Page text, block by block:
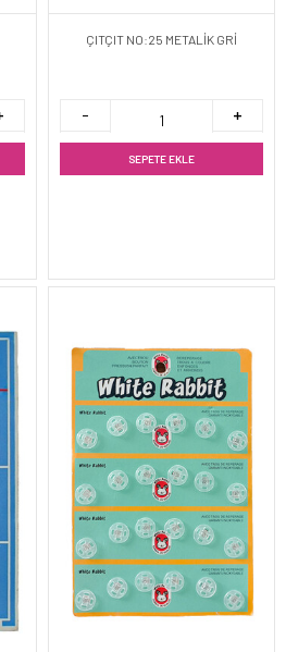
ÇITÇIT NO:25 METALİK GRİ
SEPETE EKLE